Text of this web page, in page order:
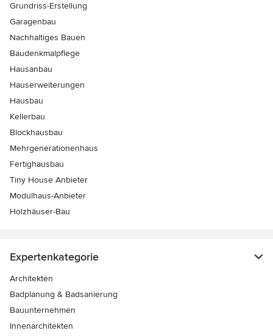
Grundriss-Erstellung
Garagenbau
Nachhaltiges Bauen
Baudenkmalpflege
Hausanbau
Hauserweiterungen
Hausbau
Kellerbau
Blockhausbau
Mehrgenerationenhaus
Fertighausbau
Tiny House Anbieter
Modulhaus-Anbieter
Holzhäuser-Bau
Expertenkategorie
Architekten
Badplanung & Badsanierung
Bauunternehmen
Innenarchitekten